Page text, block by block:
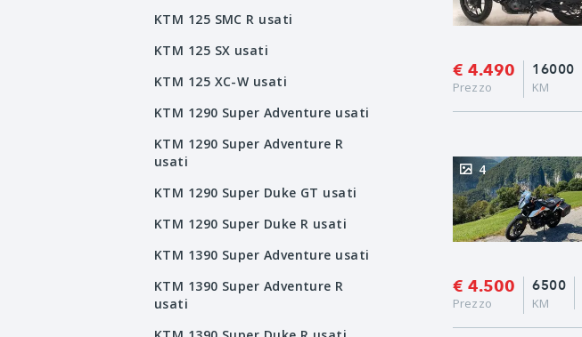
€ 4.490
Prezzo
16000
KM
4
€ 4.500
Prezzo
6500
KM
KTM 125 SMC R usati
KTM 125 SX usati
KTM 125 XC-W usati
KTM 1290 Super Adventure usati
KTM 1290 Super Adventure R
usati
KTM 1290 Super Duke GT usati
KTM 1290 Super Duke R usati
KTM 1390 Super Adventure usati
KTM 1390 Super Adventure R
usati